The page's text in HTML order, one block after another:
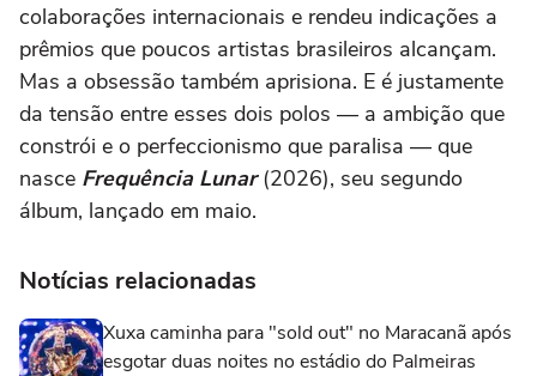
colaborações internacionais e rendeu indicações a
prêmios que poucos artistas brasileiros alcançam.
Mas a obsessão também aprisiona. E é justamente
da tensão entre esses dois polos — a ambição que
constrói e o perfeccionismo que paralisa — que
nasce Frequência Lunar(2026), seu segundo
álbum, lançado em maio.
Notícias relacionadas
Xuxa caminha para "sold out" no Maracanã após
esgotar duas noites no estádio do Palmeiras